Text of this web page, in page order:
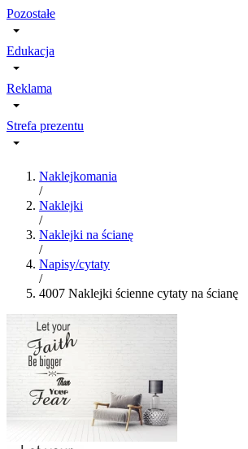
Pozostałe
Edukacja
Reklama
Strefa prezentu
Naklejkomania
/
Naklejki
/
Naklejki na ścianę
/
Napisy/cytaty
/
4007 Naklejki ścienne cytaty na ścianę